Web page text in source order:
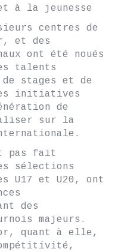
à la jeunesse
centres de
et des
ont été noués
talents
stages et de
initiatives
de
sur la
pas fait
sélections
U17 et U20, ont
des
majeurs.
quant à elle,